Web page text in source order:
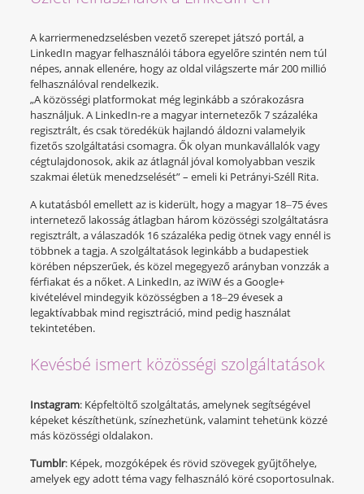
A karriermenedzselésben vezető szerepet játszó portál, a
LinkedIn magyar felhasználói tábora egyelőre szintén nem túl
népes, annak ellenére, hogy az oldal világszerte már 200 millió
felhasználóval rendelkezik.
„A közösségi platformokat még leginkább a szórakozásra
használjuk. A LinkedIn-re a magyar internetezők 7 százaléka
regisztrált, és csak töredékük hajlandó áldozni valamelyik
fizetős szolgáltatási csomagra. Ők olyan munkavállalók vagy
cégtulajdonosok, akik az átlagnál jóval komolyabban veszik
szakmai életük menedzselését” – emeli ki Petrányi-Széll Rita.
A kutatásból emellett az is kiderült, hogy a magyar 18‒75 éves
internetező lakosság átlagban három közösségi szolgáltatásra
regisztrált, a válaszadók 16 százaléka pedig ötnek vagy ennél is
többnek a tagja. A szolgáltatások leginkább a budapestiek
körében népszerűek, és közel megegyező arányban vonzzák a
férfiakat és a nőket. A LinkedIn, az iWiW és a Google+
kivételével mindegyik közösségben a 18‒29 évesek a
legaktívabbak mind regisztráció, mind pedig használat
tekintetében.
Kevésbé ismert közösségi szolgáltatások
Instagram: Képfeltöltő szolgáltatás, amelynek segítségével
képeket készíthetünk, színezhetünk, valamint tehetünk közzé
más közösségi oldalakon.
Tumblr: Képek, mozgóképek és rövid szövegek gyűjtőhelye,
amelyek egy adott téma vagy felhasználó köré csoportosulnak.